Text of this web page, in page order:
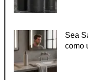
Sea
como